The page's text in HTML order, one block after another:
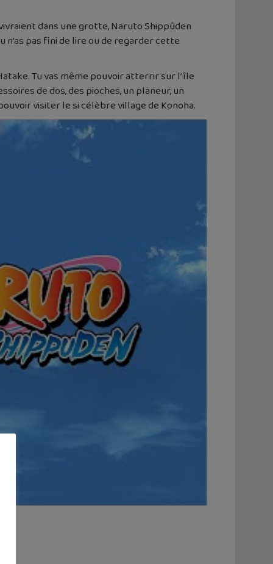
dans une grotte, Naruto Shippûden
pas fini de lire ou de regarder cette
Tu vas même pouvoir atterrir sur l’île
de dos, des pioches, un planeur, un
visiter le si célèbre village de Konoha.